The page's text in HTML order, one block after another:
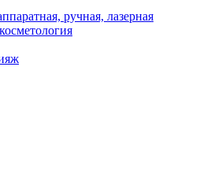
ручная, лазерная